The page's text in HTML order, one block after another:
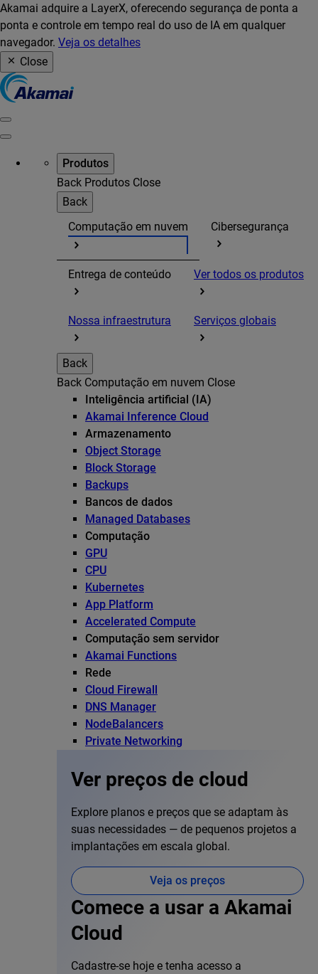
Akamai adquire a LayerX, oferecendo segurança de ponta a
ponta e controle em tempo real do uso de IA em qualquer
navegador. Veja os detalhes
Close
Produtos
Back Produtos Close
Back
Computação em nuvem
Cibersegurança
Entrega de conteúdo Ver todos os produtos
Nossa infraestrutura Serviços globais
Back
Back Computação em nuvem Close
Inteligência artificial (IA)
Akamai Inference Cloud
Armazenamento
Object Storage
Block Storage
Backups
Bancos de dados
Managed Databases
Computação
GPU
CPU
Kubernetes
App Platform
Accelerated Compute
Computação sem servidor
Akamai Functions
Rede
Cloud Firewall
DNS Manager
NodeBalancers
Private Networking
Ver preços de cloud
Explore planos e preços que se adaptam às
suas necessidades — de pequenos projetos a
implantações em escala global.
Veja os preços
Comece a usar a Akamai
Cloud
Cadastre-se hoje e tenha acesso a